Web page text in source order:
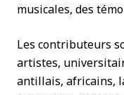
musicales, des
Les contributeurs
artistes,
antillais, africains,